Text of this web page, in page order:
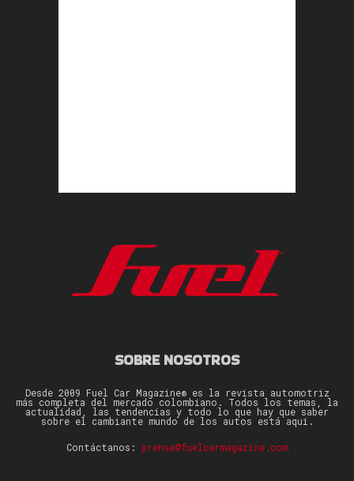
SOBRE NOSOTROS
Desde 2009 Fuel Car Magazine® es la revista automotriz
más completa del mercado colombiano. Todos los temas, la
actualidad, las tendencias y todo lo que hay que saber
sobre el cambiante mundo de los autos está aquí.
Contáctanos: prensa@fuelcarmagazine.com